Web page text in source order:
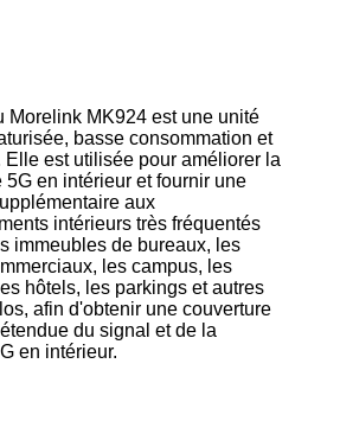
Morelink MK924 est une unité
basse consommation et
Elle est utilisée pour améliorer la
5G en intérieur et fournir une
aux
intérieurs très fréquentés
immeubles de bureaux, les
les campus, les
hôtels, les parkings et autres
afin d'obtenir une couverture
du signal et de la
en intérieur.